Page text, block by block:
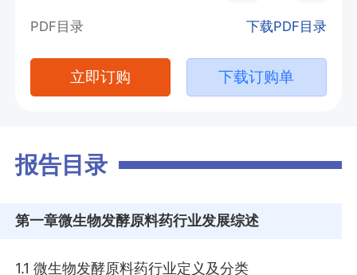
PDF目录 下载PDF目录
立即订购 下载订购单
报告目录
第一章微生物发酵原料药行业发展综述
1.1 微生物发酵原料药行业定义及分类